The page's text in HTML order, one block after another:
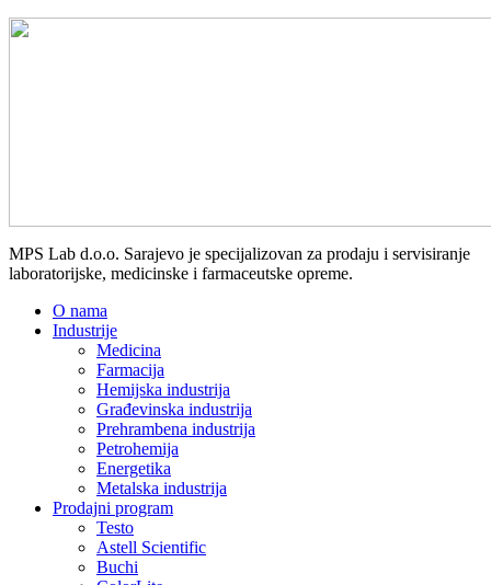
MPS Lab d.o.o. Sarajevo je specijalizovan za prodaju i servisiranje
laboratorijske, medicinske i farmaceutske opreme.
O nama
Industrije
Medicina
Farmacija
Hemijska industrija
Građevinska industrija
Prehrambena industrija
Petrohemija
Energetika
Metalska industrija
Prodajni program
Testo
Astell Scientific
Buchi